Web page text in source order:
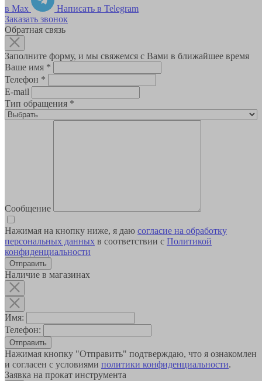
в Max
Написать в Telegram
Заказать звонок
Обратная связь
Заполните форму, и мы свяжемся с Вами в ближайшее время
Ваше имя *
Телефон *
E-mail
Тип обращения *
Сообщение
Нажимая на кнопку ниже, я даю согласие на обработку
персональных данных в соответствии с Политикой
конфиденциальности
Наличие в магазинах
Имя:
Телефон:
Отправить
Нажимая кнопку "Отправить" подтверждаю, что я ознакомлен
и согласен с условиями политики конфиденциальности.
Заявка на прокат инструмента